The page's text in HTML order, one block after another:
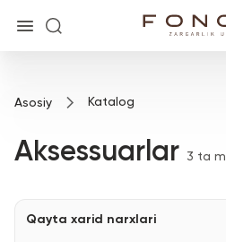
Ziraklar
Asosiy Katalog
Aksessuarlar 3 ta
Qayta xarid narxlari